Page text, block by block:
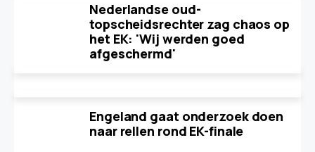
Nederlandse oud-
topscheidsrechter zag chaos op
het EK: 'Wij werden goed
afgeschermd'
Engeland gaat onderzoek doen
naar rellen rond EK-finale